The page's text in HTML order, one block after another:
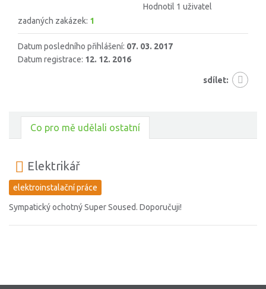
Hodnotil 1 uživatel
zadaných zakázek: 1
Datum posledního přihlášení: 07. 03. 2017
Datum registrace: 12. 12. 2016
sdílet:
Co pro mě udělali ostatní
Elektrikář
elektroinstalační práce
Sympatický ochotný Super Soused. Doporučuji!